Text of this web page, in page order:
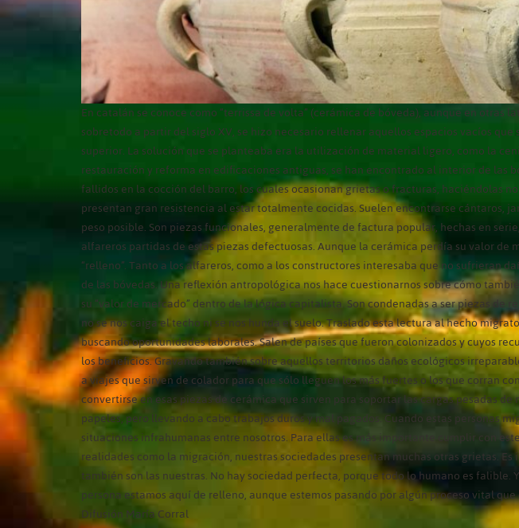
En catalán se conoce como “terrissa de volta” (cerámica de bóveda), aunque en
sobretodo a partir del siglo XV, se hizo necesario rellenar aquellos espacios vacíos
superior. La solución que se planteaba era la utilización de material ligero, como la
restauración y reforma en edificaciones antiguas, se han encontrado al interior de las
fallidos en la cocción del barro, los cuales ocasionan grietas o fracturas, haciéndolas
presentan gran resistencia al estar totalmente cocidas. Suelen encontrarse cántaros,
peso posible. Son piezas funcionales, generalmente de factura popular, hechas en
alfareros partidas de estas piezas defectuosas. Aunque la cerámica perdía su valor
“relleno”. Tanto a los alfareros, como a los constructores interesaba que no sufrieran
de las bóvedas. Una reflexión antropológica nos hace cuestionarnos sobre cómo
su “valor de mercado” dentro de la lógica capitalista. Son condenadas a ser piezas
no se nos caiga el techo ni se nos hunda el suelo. Traslado esta lectura al hecho
buscando oportunidades laborales. Salen de países que fueron colonizados y cuyos
los beneficios. Gravando también sobre aquellos territorios daños ecológicos
a viajes que sirven de colador para que sólo lleguen los más fuertes o los que corran
convertirse en esas piezas de cerámica que sirven para soportar las cargas pesadas
papeles, pero llevando a cabo trabajos duros y mal pagados. Cuando estas personas
situaciones infrahumanas entre nosotros. Para ellas es más importante cumplir con
realidades como la migración, nuestras sociedades presentan muchas otras grietas.
también son las nuestras. No hay sociedad perfecta, porque todo lo humano es
persona estamos aquí de relleno, aunque estemos pasando por algún proceso vital
Difusión María Corral